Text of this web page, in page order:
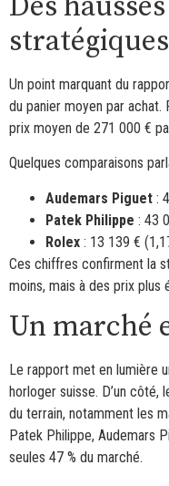
Des
stratégiques
Un point marquant du
du panier moyen par achat.
prix moyen de 271 000 €
Quelques comparaisons
Audemars Piguet :
Patek Philippe : 43
Rolex : 13 139 €
Ces chiffres confirment la
moins, mais à des prix plus
Un marché
Le rapport met en lumière
horloger suisse. D’un
du terrain, notamment les
Patek Philippe, Audemars
seules 47 % du marché.